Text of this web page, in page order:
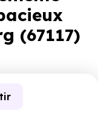
(67117)